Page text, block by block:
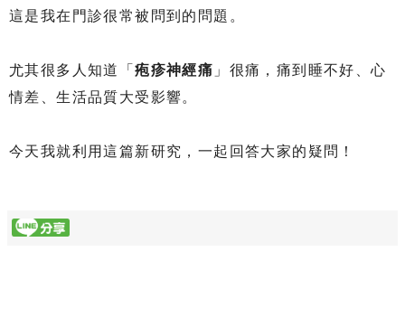
這是我在門診很常被問到的問題。
尤其很多人知道「疱疹神經痛 」很痛，痛到睡不好、心
情差、生活品質大受影響。
今天我就利用這篇新研究，一起回答大家的疑問！